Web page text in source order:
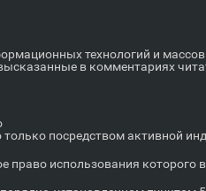
технологий и
в комментариях
посредством активной
использования которого